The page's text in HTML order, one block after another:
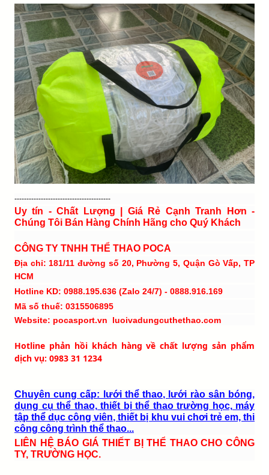
----------------------------------------
Uy tín - Chất Lượng | Giá Rẻ Cạnh Tranh Hơn -
Chúng Tôi Bán Hàng Chính Hãng cho Quý Khách
CÔNG TY TNHH THỂ THAO POCA
Địa chỉ: 181/11 đường số 20, Phường 5, Quận Gò Vấp, TP
HCM
Hotline KD: 0988.195.636 (Zalo 24/7) - 0888.916.169
Mã số thuế: 0315506895
Website: pocasport.vn luoivadungcuthethao.com
Hotline phản hồi khách hàng về chất lượng sản phẩm
dịch vụ: 0983 31 1234
Chuyên cung cấp: lưới thể thao, lưới rào sân bóng,
dụng cụ thể thao, thiết bị thể thao trường học, máy
tập thể dục công viên, thiết bị khu vui chơi trẻ em, thi
công công trình thể thao...
LIÊN HỆ BÁO GIÁ THIẾT BỊ THỂ THAO CHO CÔNG
TY, TRƯỜNG HỌC.